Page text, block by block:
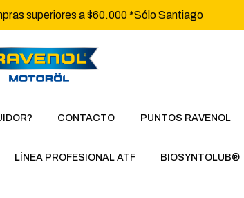
superiores a $60.000 *Sólo Santiago
CONTACTO PUNTOS RAVENOL
LÍNEA PROFESIONAL ATF BIOSYNTOLUB®